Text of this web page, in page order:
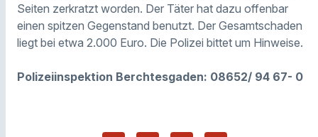
Seiten zerkratzt worden. Der Täter hat dazu offenbar
einen spitzen Gegenstand benutzt. Der Gesamtschaden
liegt bei etwa 2.000 Euro. Die Polizei bittet um Hinweise.
Polizeiinspektion Berchtesgaden: 08652/ 94 67- 0